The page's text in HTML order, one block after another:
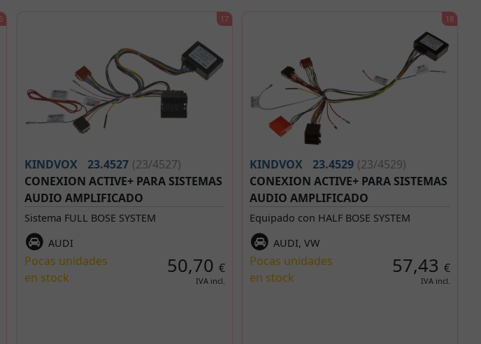
KINDVOX 23.4527 (23/4527)
CONEXION ACTIVE+ PARA SISTEMAS
AUDIO AMPLIFICADO
Sistema FULL BOSE SYSTEM
AUDI
Pocas unidades
en stock
50,70 €
IVA incl.
KINDVOX 23.4529 (23/4529)
CONEXION ACTIVE+ PARA SISTEMAS
AUDIO AMPLIFICADO
Equipado con HALF BOSE SYSTEM
AUDI, VW
Pocas unidades
en stock
57,43€
IVA incl.